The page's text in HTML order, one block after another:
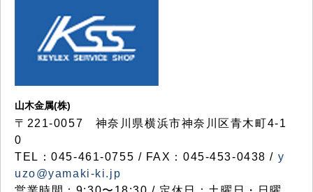
山木金属(株)
〒221-0057 神奈川県横浜市神奈川区青木町4-1
0
TEL：045-461-0755 / FAX：045-453-0438 / y
uzo@yamaki-ki.jp